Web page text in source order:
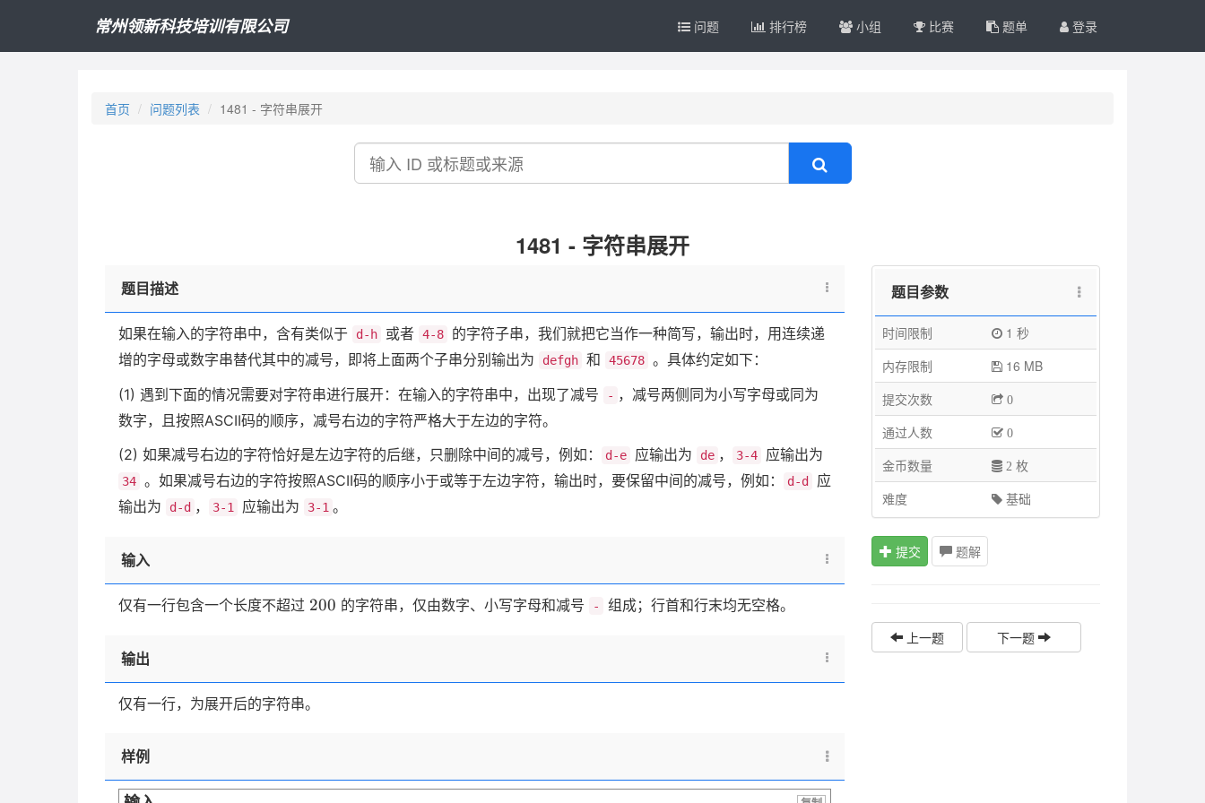
常州领新科技培训有限公司 问题 排行榜 小组 比赛 题单 登录
首页 问题列表 1481 - 字符串展开
搜
1481 - 字符串展开
题目描述
如果在输入的字符串中，含有类似于 d-h 或者 4-8
的字符子串，我们就把它当作一种简写，输出时，用连续递
增的字母或数字串替代其中的减号，即将上面两个子串分别输出为
defgh 和 45678 。具体约定如下：
(1) 遇到下面的情况需要对字符串进行展开：在输入的字符串中，出现了减号
- ，减号两侧同为小写字母或同为
数字，且按照ASCII码的顺序，减号右边的字符严格大于左边的字符。
(2) 如果减号右边的字符恰好是左边字符的后继，只删除中间的减号，例如：
d-e 应输出为 de ， 3-4 应输出为
34 。如果减号右边的字符按照ASCII码的顺序小于或等于左边字符，输出时，要保留中间的减号，例如： d-d
应
输出为
d-d ， 3-1 应输出为 3-1 。
输入
仅有一行包含一个长度不超过 200
200 的字符串，仅由数字、小写字母和减号 - 组成；行首和行末均无空格。
输出
仅有一行，为展开后的字符串。
样例
题目参数
时间限制
1 秒
内存限制
16 MB
提交次数
0
通过人数 0
金币数量 2 枚
难度 基础
提交 题解
上一题 下一题